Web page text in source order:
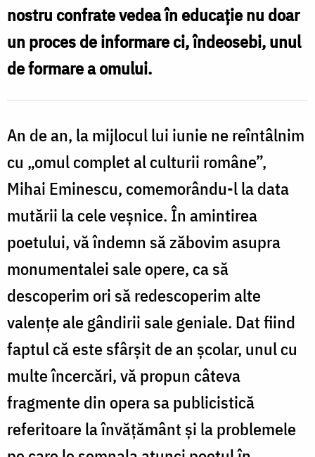
nostru confrate vedea în educație nu doar
un proces de informare ci, îndeosebi, unul
de formare a omului.
An de an, la mijlocul lui iunie ne reîntâlnim
cu „omul complet al culturii române”,
Mihai Eminescu, comemorându-l la data
mutării la cele veșnice. În amintirea
poetului, vă îndemn să zăbovim asupra
monumentalei sale opere, ca să
descoperim ori să redescoperim alte
valențe ale gândirii sale geniale. Dat fiind
faptul că este sfârșit de an școlar, unul cu
multe încercări, vă propun câteva
fragmente din opera sa publicistică
referitoare la învățământ și la problemele